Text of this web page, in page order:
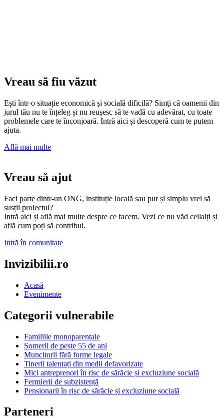
Vreau să fiu văzut
Ești într-o situație economică și socială dificilă? Simți că oamenii din
jurul tău nu te înțeleg și nu reușesc să te vadă cu adevărat, cu toate
problemele care te înconjoară. Intră aici și descoperă cum te putem
ajuta.
Află mai multe
Vreau să ajut
Faci parte dintr-un ONG, instituție locală sau pur și simplu vrei să
susții proiectul?
Intră aici și află mai multe despre ce facem. Vezi ce nu văd ceilalți și
află cum poți să contribui.
Intră în comunitate
Invizibilii.ro
Acasă
Evenimente
Categorii vulnerabile
Familiile monoparentale
Șomerii de peste 55 de ani
Muncitorii fără forme legale
Tinerii talentați din medii defavorizate
Mici antreprenori în risc de sărăcie și excluziune socială
Fermierii de subzistență
Pensionarii în risc de sărăcie și excluziune socială
Parteneri